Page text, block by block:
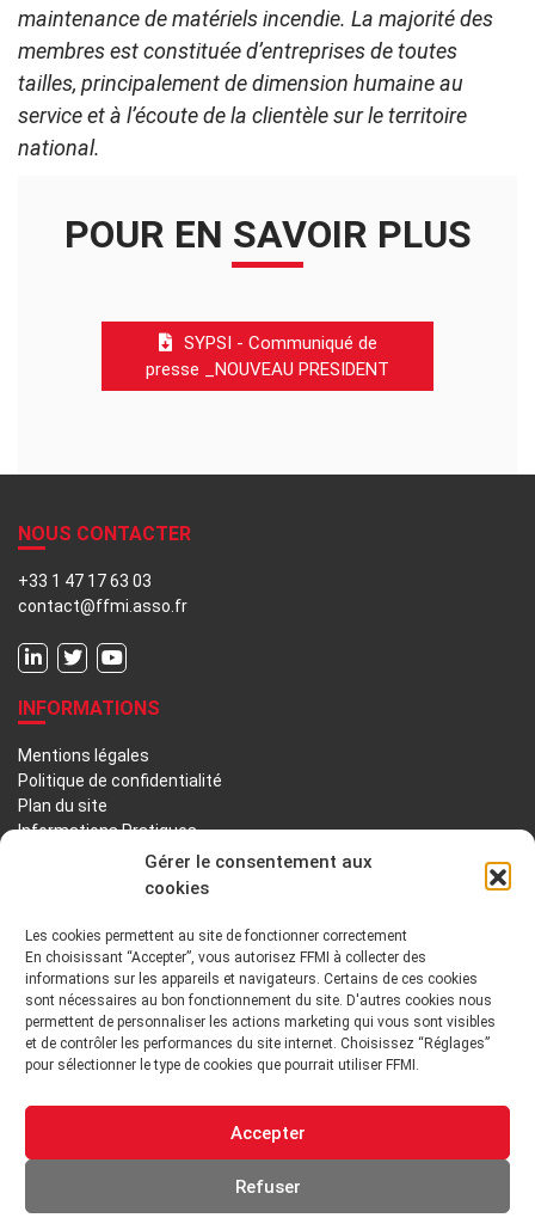
Gérer le consentement aux
cookies
Les cookies permettent au site de fonctionner correctement
En choisissant “Accepter”, vous autorisez FFMI à collecter des
informations sur les appareils et navigateurs. Certains de ces cookies
sont nécessaires au bon fonctionnement du site. D'autres cookies nous
permettent de personnaliser les actions marketing qui vous sont visibles
et de contrôler les performances du site internet. Choisissez “Réglages”
pour sélectionner le type de cookies que pourrait utiliser FFMI.
Accepter
Refuser
maintenance de matériels incendie. La majorité des
membres est constituée d’entreprises de toutes
tailles, principalement de dimension humaine au
service et à l’écoute de la clientèle sur le territoire
national.
POUR EN SAVOIR PLUS
SYPSI - Communiqué de
presse _NOUVEAU PRESIDENT
NOUS CONTACTER
+33 1 47 17 63 03
contact@ffmi.asso.fr
INFORMATIONS
Mentions légales
Politique de confidentialité
Plan du site
Informations Pratiques
PRÉSENTATION NOTRE HISTOIRE
DÉONTOLOGIE PRINCIPES ORIENTATIONS
GOUVERNANCE
ENVIRONNEMENT TECHNIQUE ET INSTITUTIONNEL